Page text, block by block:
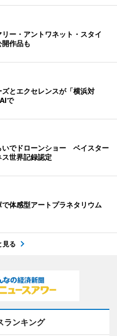
ー・アントワネット・スタイ
作品も
ズとエクセレンスが「横浜対
で
いでドローンショー ベイスター
世界記録認定
体感型アートプラネタリウム
見る
ランキング